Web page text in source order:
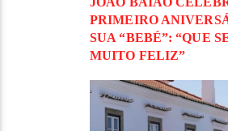
PRIMEIRO
SUA “BEBÉ”: “QUE
MUITO FELIZ”